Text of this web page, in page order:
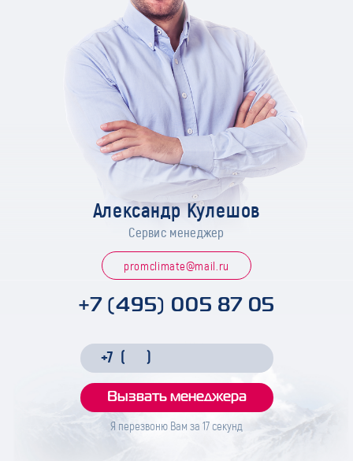
Александр Кулешов
Сервис менеджер
promclimate@mail.ru
+7 (495) 005 87 05
Я перезвоню Вам за 17секунд